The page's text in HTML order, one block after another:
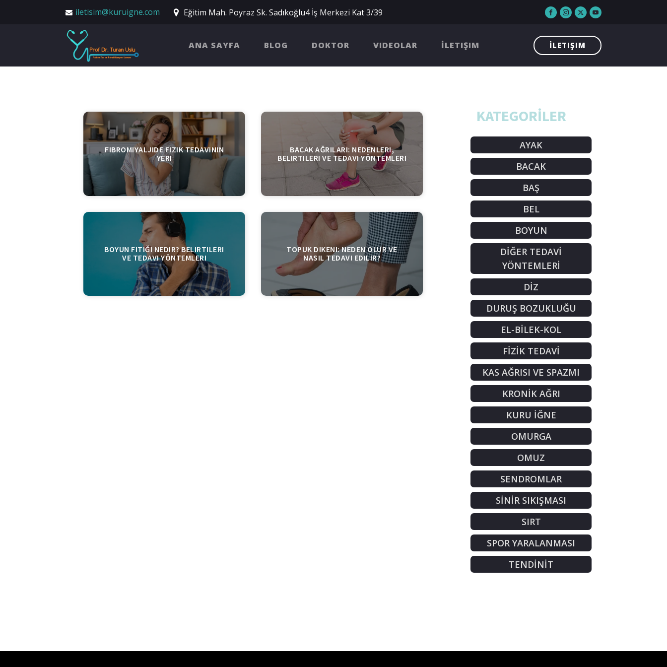
iletisim@kuruigne.com Eğitim Mah. Poyraz Sk. Sadıkoğlu4 İş Merkezi Kat 3/39
ANA SAYFA BLOG DOKTOR VIDEOLAR İLETIŞIM İLETIŞIM
FIBROMIYALJIDE FIZIK TEDAVININ
YERI
BACAK AĞRILARI: NEDENLERI,
BELIRTILERI VE TEDAVI YÖNTEMLERI
BOYUN FITIĞI NEDIR? BELIRTILERI
VE TEDAVI YÖNTEMLERI
TOPUK DIKENI: NEDEN OLUR VE
NASIL TEDAVI EDILIR?
KATEGORİLER
AYAK
BACAK
BAŞ
BEL
BOYUN
DİĞER TEDAVİ
YÖNTEMLERİ
DİZ
DURUŞ BOZUKLUĞU
EL-BİLEK-KOL
FİZİK TEDAVİ
KAS AĞRISI VE SPAZMI
KRONİK AĞRI
KURU İĞNE
OMURGA
OMUZ
SENDROMLAR
SİNİR SIKIŞMASI
SIRT
SPOR YARALANMASI
TENDİNİT